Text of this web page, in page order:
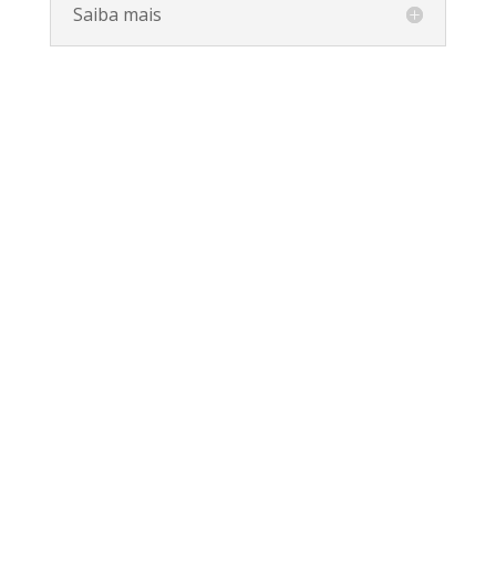
Saiba mais